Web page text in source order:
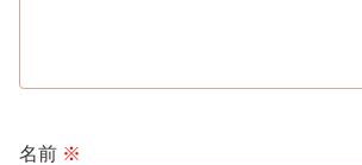
名前 ※